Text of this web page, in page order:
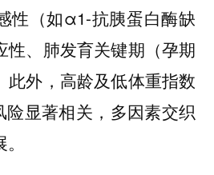
性（如α1-抗胰蛋白酶缺
性、肺发育关键期（孕期
此外，高龄及低体重指数
显著相关，多因素交织